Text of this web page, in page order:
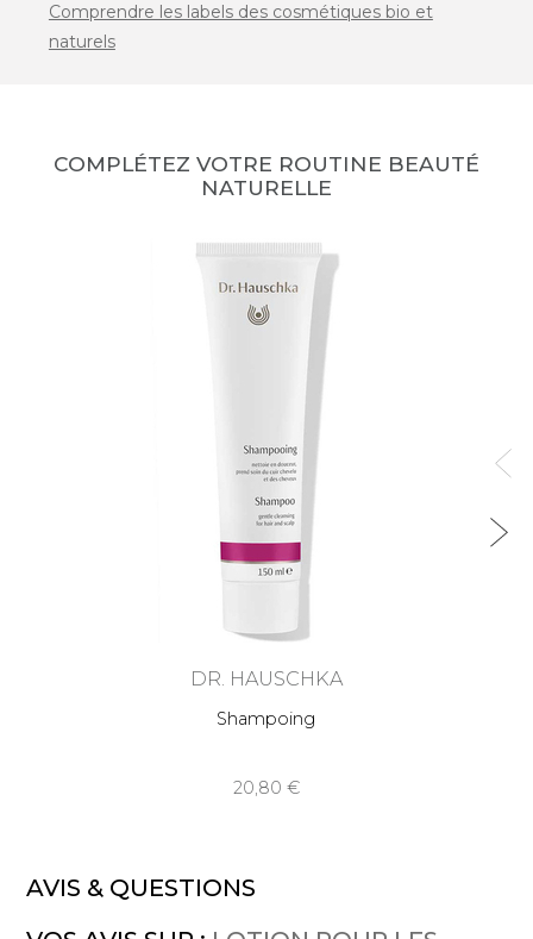
Comprendre les labels des cosmétiques bio et
naturels
COMPLÉTEZ VOTRE ROUTINE BEAUTÉ
NATURELLE
DR. HAUSCHKA
Shampoing
20,80
AVIS & QUESTIONS